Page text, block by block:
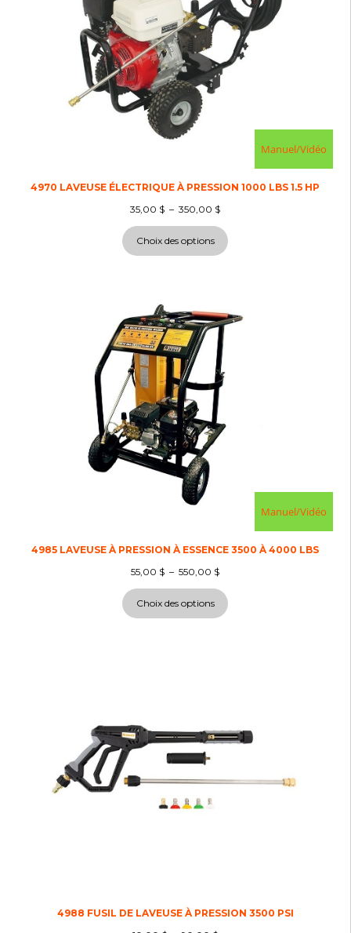
Manuel/Vidéo
4970 LAVEUSE ÉLECTRIQUE À PRESSION 1000 LBS 1.5 HP
35,00 $ – 350,00 $
Choix des options
Manuel/Vidéo
4985 LAVEUSE À PRESSION À ESSENCE 3500 À 4000 LBS
55,00 $ – 550,00 $
Choix des options
4988 FUSIL DE LAVEUSE À PRESSION 3500 PSI